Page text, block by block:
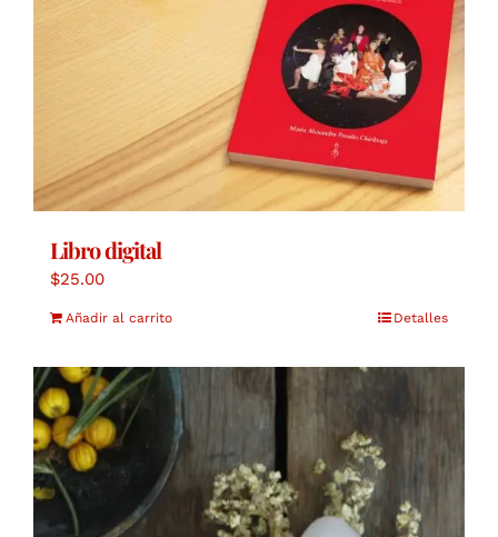
Libro digital
$25.00
Añadir al carrito Detalles